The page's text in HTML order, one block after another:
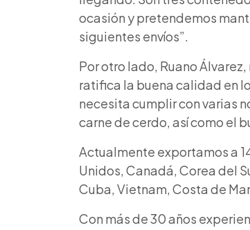
ocasión y pretendemos
siguientes envíos”.
Por otro lado, Ruano
ratifica la buena calidad en
necesita cumplir con varias
carne de cerdo, así como el
Actualmente exportamos a
Unidos, Canadá, Corea del
Cuba, Vietnam, Costa de
Con más de 30 años